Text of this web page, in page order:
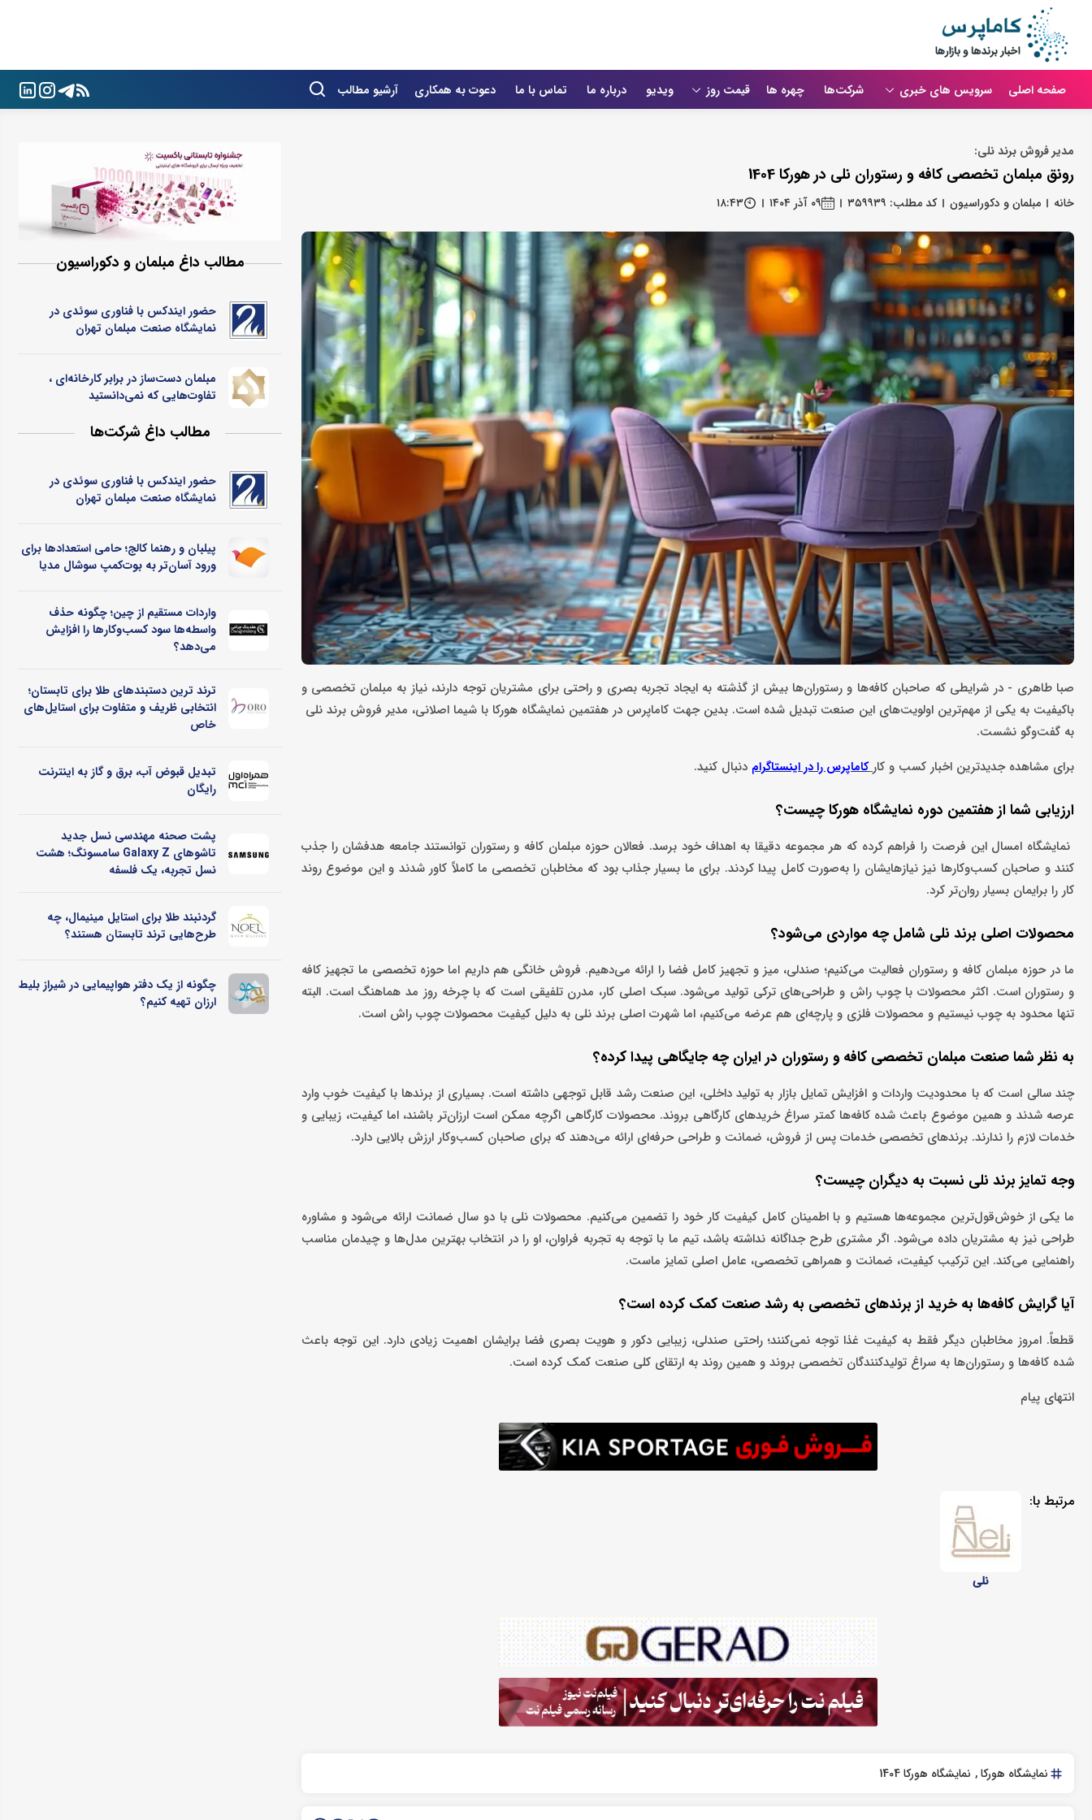
صفحه اصلی سرویس های خبری شرکت‌ها چهره ها قیمت روز ویدیو درباره ما تماس با ما دعوت به همکاری آرشیو مطالب
مدیر فروش برند نلی:
رونق مبلمان تخصصی کافه و رستوران نلی در هورکا 1404
خانه مبلمان و دکوراسیون کد مطلب: ۳۵۹۹۳۹ ۰۹ آذر ۱۴۰۴ ۱۸:۴۳
صبا طاهری - در شرایطی که صاحبان کافه‌ها و رستوران‌ها بیش از گذشته به ایجاد تجربه بصری و راحتی برای مشتریان توجه دارند، نیاز به مبلمان تخصصی و
باکیفیت به یکی از مهم‌ترین اولویت‌های این صنعت تبدیل شده است. بدین جهت کاماپرس در هفتمین نمایشگاه هورکا با شیما اصلانی، مدیر فروش برند نلی
به گفت‌وگو نشست.
برای مشاهده جدیدترین اخبار کسب و کار کاماپرس را در اینستاگرام دنبال کنید.
ارزیابی شما از هفتمین دوره نمایشگاه هورکا چیست؟
نمایشگاه امسال این فرصت را فراهم کرده که هر مجموعه دقیقا به اهداف خود برسد. فعالان حوزه مبلمان کافه و رستوران توانستند جامعه هدفشان را جذب
کنند و صاحبان کسب‌وکارها نیز نیازهایشان را به‌صورت کامل پیدا کردند. برای ما بسیار جذاب بود که مخاطبان تخصصی ما کاملاً کاور شدند و این موضوع روند
کار را برایمان بسیار روان‌تر کرد.
محصولات اصلی برند نلی شامل چه مواردی می‌شود؟
ما در حوزه مبلمان کافه و رستوران فعالیت می‌کنیم؛ صندلی، میز و تجهیز کامل فضا را ارائه می‌دهیم. فروش خانگی هم داریم اما حوزه تخصصی ما تجهیز کافه
و رستوران است. اکثر محصولات با چوب راش و طراحی‌های ترکی تولید می‌شود. سبک اصلی کار، مدرن تلفیقی است که با چرخه روز مد هماهنگ است. البته
تنها محدود به چوب نیستیم و محصولات فلزی و پارچه‌ای هم عرضه می‌کنیم، اما شهرت اصلی برند نلی به دلیل کیفیت محصولات چوب راش است.
به نظر شما صنعت مبلمان تخصصی کافه و رستوران در ایران چه جایگاهی پیدا کرده؟
چند سالی است که با محدودیت واردات و افزایش تمایل بازار به تولید داخلی، این صنعت رشد قابل توجهی داشته است. بسیاری از برندها با کیفیت خوب وارد
عرصه شدند و همین موضوع باعث شده کافه‌ها کمتر سراغ خریدهای کارگاهی بروند. محصولات کارگاهی اگرچه ممکن است ارزان‌تر باشند، اما کیفیت، زیبایی و
خدمات لازم را ندارند. برندهای تخصصی خدمات پس از فروش، ضمانت و طراحی حرفه‌ای ارائه می‌دهند که برای صاحبان کسب‌وکار ارزش بالایی دارد.
وجه تمایز برند نلی نسبت به دیگران چیست؟
ما یکی از خوش‌قول‌ترین مجموعه‌ها هستیم و با اطمینان کامل کیفیت کار خود را تضمین می‌کنیم. محصولات نلی با دو سال ضمانت ارائه می‌شود و مشاوره
طراحی نیز به مشتریان داده می‌شود. اگر مشتری طرح جداگانه نداشته باشد، تیم ما با توجه به تجربه فراوان، او را در انتخاب بهترین مدل‌ها و چیدمان مناسب
راهنمایی می‌کند. این ترکیب کیفیت، ضمانت و همراهی تخصصی، عامل اصلی تمایز ماست.
آیا گرایش کافه‌ها به خرید از برندهای تخصصی به رشد صنعت کمک کرده است؟
قطعاً. امروز مخاطبان دیگر فقط به کیفیت غذا توجه نمی‌کنند؛ راحتی صندلی، زیبایی دکور و هویت بصری فضا برایشان اهمیت زیادی دارد. این توجه باعث
شده کافه‌ها و رستوران‌ها به سراغ تولیدکنندگان تخصصی بروند و همین روند به ارتقای کلی صنعت کمک کرده است.
انتهای پیام
مرتبط با:
نلی
نمایشگاه هورکا نمایشگاه هورکا 1404
مطالب داغ مبلمان و دکوراسیون
حضور ایندکس با فناوری سوئدی در
نمایشگاه صنعت مبلمان تهران
مبلمان دست‌ساز در برابر کارخانه‌ای ،
تفاوت‌هایی که نمی‌دانستید
مطالب داغ شرکت‌ها
حضور ایندکس با فناوری سوئدی در
نمایشگاه صنعت مبلمان تهران
پیلبان و رهنما کالج؛ حامی استعدادها برای
ورود آسان‌تر به بوت‌کمپ سوشال مدیا
واردات مستقیم از چین؛ چگونه حذف
واسطه‌ها سود کسب‌وکارها را افزایش
می‌دهد؟
ترند ترین دستبندهای طلا برای تابستان؛
انتخابی ظریف و متفاوت برای استایل‌های
خاص
تبدیل قبوض آب، برق و گاز به اینترنت
رایگان
پشت صحنه مهندسی نسل جدید
تاشوهای Galaxy Z سامسونگ؛ هشت
نسل تجربه، یک فلسفه
گردنبند طلا برای استایل مینیمال، چه
طرح‌هایی ترند تابستان هستند؟
چگونه از یک دفتر هواپیمایی در شیراز بلیط
ارزان تهیه کنیم؟